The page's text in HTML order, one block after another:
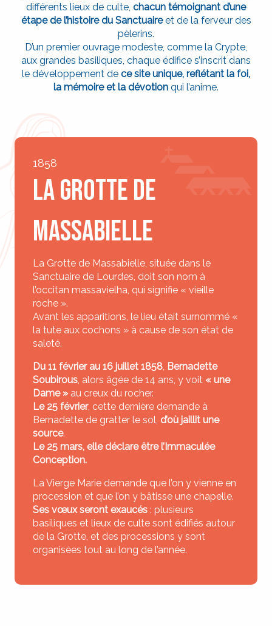
différents lieux de culte, chacun témoignant d’une
étape de l’histoire du Sanctuaireet de la ferveur des
pèlerins.
D’un premier ouvrage modeste, comme la Crypte,
aux grandes basiliques, chaque édifice s’inscrit dans
le développement de ce site unique, reflétant la foi,
la mémoire et la dévotion qui l’anime.
1858
La Grotte de
Massabielle
La Grotte de Massabielle, située dans le
Sanctuaire de Lourdes, doit son nom à
l’occitan massavielha, qui signifie « vieille
roche ».
Avant les apparitions, le lieu était surnommé «
la tute aux cochons » à cause de son état de
saleté.
Du 11 février au 16 juillet 1858 Bernadette
Soubirous , alors âgée de 14 ans, y voit « une
Dame » au creux du rocher.
Le 25 février, cette dernière demande à
Bernadette de gratter le sol, d’où jaillit une
source.
Le 25 mars, elle déclare être l’Immaculée
Conception.
La Vierge Marie demande que l’on y vienne en
procession et que l’on y bâtisse une chapelle.
Ses vœux seront exaucés : plusieurs
basiliques et lieux de culte sont édifiés autour
de la Grotte, et des processions y sont
organisées tout au long de l’année.